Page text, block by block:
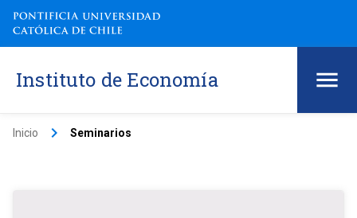
Instituto de Economía
Inicio keyboard_arrow_right Seminarios